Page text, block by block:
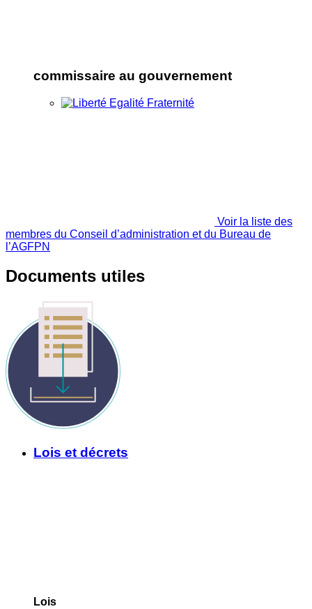
commissaire au gouvernement
Voir la liste des
membres du Conseil d’administration et du Bureau de
l’AGFPN
Documents utiles
Lois et décrets
Lois